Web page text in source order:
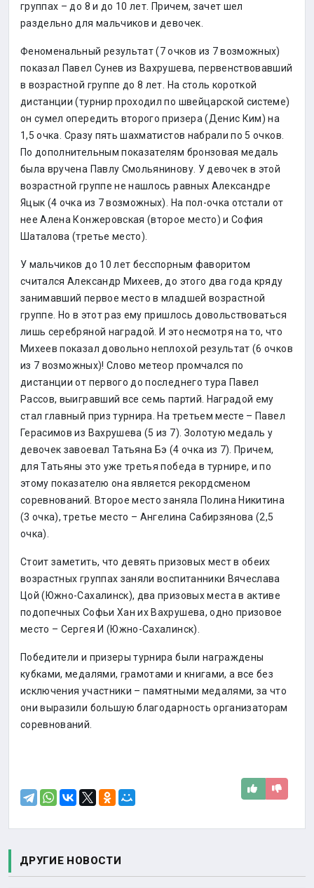
группах – до 8 и до 10 лет. Причем, зачет шел
раздельно для мальчиков и девочек.
Феноменальный результат (7 очков из 7 возможных)
показал Павел Сунев из Вахрушева, первенствовавший
в возрастной группе до 8 лет. На столь короткой
дистанции (турнир проходил по швейцарской системе)
он сумел опередить второго призера (Денис Ким) на
1,5 очка. Сразу пять шахматистов набрали по 5 очков.
По дополнительным показателям бронзовая медаль
была вручена Павлу Смольянинову. У девочек в этой
возрастной группе не нашлось равных Александре
Яцык (4 очка из 7 возможных). На пол-очка отстали от
нее Алена Конжеровская (второе место) и София
Шаталова (третье место).
У мальчиков до 10 лет бесспорным фаворитом
считался Александр Михеев, до этого два года кряду
занимавший первое место в младшей возрастной
группе. Но в этот раз ему пришлось довольствоваться
лишь серебряной наградой. И это несмотря на то, что
Михеев показал довольно неплохой результат (6 очков
из 7 возможных)! Слово метеор промчался по
дистанции от первого до последнего тура Павел
Рассов, выигравший все семь партий. Наградой ему
стал главный приз турнира. На третьем месте – Павел
Герасимов из Вахрушева (5 из 7). Золотую медаль у
девочек завоевал Татьяна Бэ (4 очка из 7). Причем,
для Татьяны это уже третья победа в турнире, и по
этому показателю она является рекордсменом
соревнований. Второе место заняла Полина Никитина
(3 очка), третье место – Ангелина Сабирзянова (2,5
очка).
Стоит заметить, что девять призовых мест в обеих
возрастных группах заняли воспитанники Вячеслава
Цой (Южно-Сахалинск), два призовых места в активе
подопечных Софьи Хан их Вахрушева, одно призовое
место – Сергея И (Южно-Сахалинск).
Победители и призеры турнира были награждены
кубками, медалями, грамотами и книгами, а все без
исключения участники – памятными медалями, за что
они выразили большую благодарность организаторам
соревнований.
ДРУГИЕ НОВОСТИ